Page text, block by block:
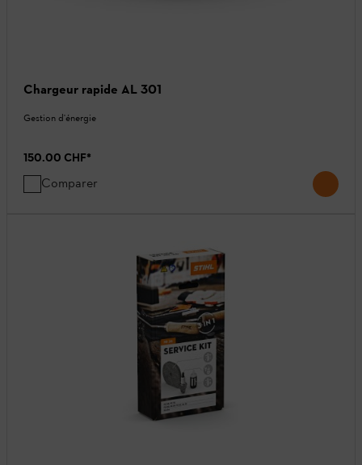
Chargeur rapide AL 301
Gestion d'énergie
150.00 CHF*
Comparer